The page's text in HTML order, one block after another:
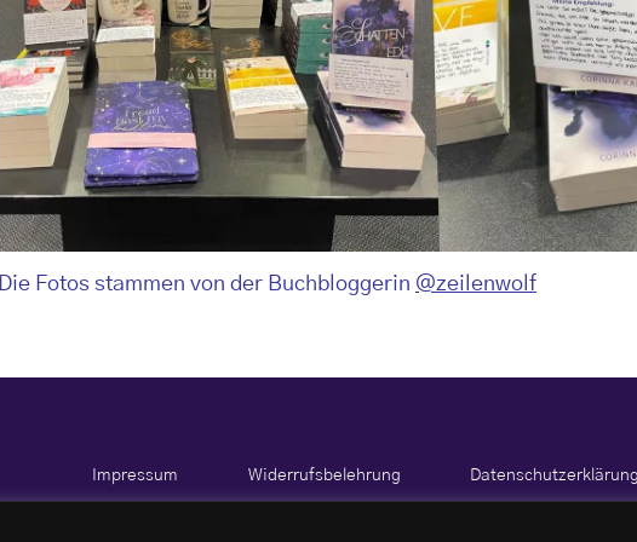
Die Fotos stammen von der Buchbloggerin @zeilenwolf
Impressum Widerrufsbelehrung